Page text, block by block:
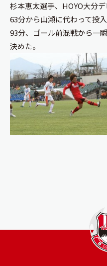
杉本恵太選手、HOYO大分
63分から山瀬に代わって投入
93分、ゴール前混戦から一
決めた。